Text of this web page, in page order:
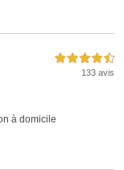
4,5 étoiles sur 5
133 avis
à domicile